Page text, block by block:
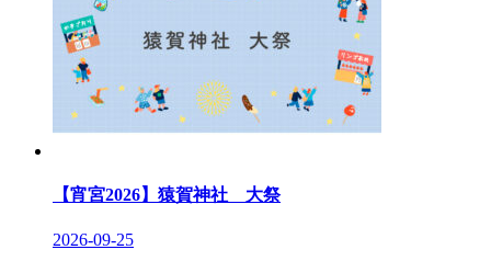
【宵宮2026】猿賀神社 大祭
2026-09-25